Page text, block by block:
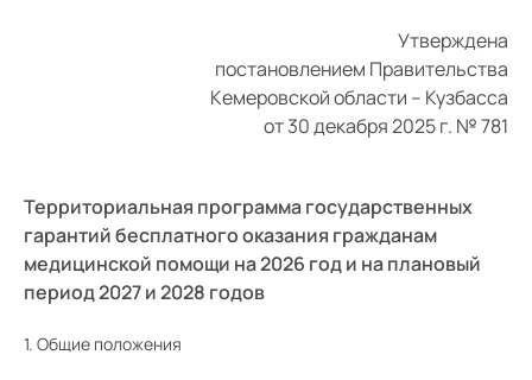
Утверждена
постановлением Правительства
Кемеровской области – Кузбасса
от 30 декабря 2025 г. № 781
Территориальная программа государственных
гарантий бесплатного оказания гражданам
медицинской помощи на 2026 год и на плановый
период 2027 и 2028 годов
1. Общие положения